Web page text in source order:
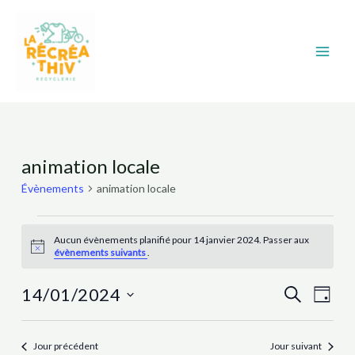
contenu
animation locale
Évènements animation locale
Évènements
for
14
janvier
2024
Notice
Aucun évènements planifié pour 14 janvier 2024. Passer aux
évènements suivants.
et
Recherche
de
Jour
14/01/2024
Jour précédent Jour suivant